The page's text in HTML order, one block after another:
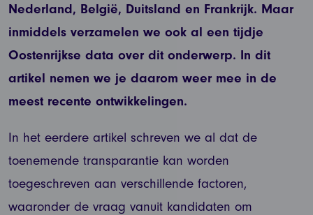
Nederland, België, Duitsland en Frankrijk. Maar
inmiddels verzamelen we ook al een tijdje
Oostenrijkse data over dit onderwerp. In dit
artikel nemen we je daarom weer mee in de
meest recente ontwikkelingen.
In het eerdere artikel schreven we al dat de
toenemende transparantie kan worden
toegeschreven aan verschillende factoren,
waaronder de vraag vanuit kandidaten om